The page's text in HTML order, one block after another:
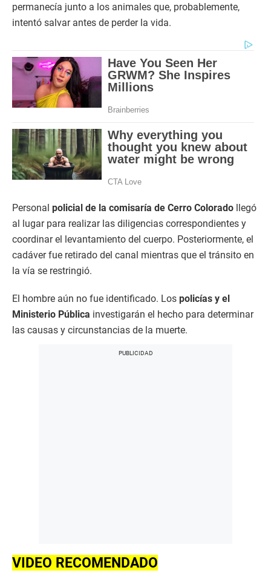
permanecía junto a los animales que, probablemente,
intentó salvar antes de perder la vida.
Personal policial de la comisaría de Cerro Colorado llegó
al lugar para realizar las diligencias correspondientes y
coordinar el levantamiento del cuerpo. Posteriormente, el
cadáver fue retirado del canal mientras que el tránsito en
la vía se restringió.
El hombre aún no fue identificado. Los policías y el
Ministerio Pública investigarán el hecho para determinar
las causas y circunstancias de la muerte.
VIDEO RECOMENDADO